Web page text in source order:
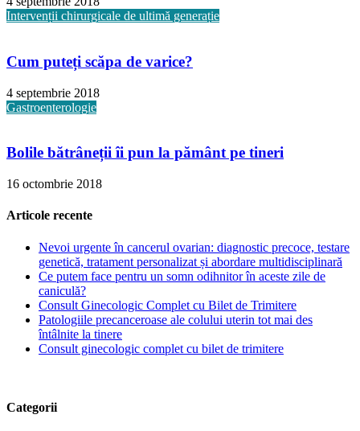
Intervenții chirurgicale de ultimă generație
Cum puteți scăpa de varice?
4 septembrie 2018
Gastroenterologie
Bolile bătrâneții îi pun la pământ pe tineri
16 octombrie 2018
Articole recente
Nevoi urgente în cancerul ovarian: diagnostic precoce, testare
genetică, tratament personalizat și abordare multidisciplinară
Ce putem face pentru un somn odihnitor în aceste zile de
caniculă?
Consult Ginecologic Complet cu Bilet de Trimitere
Patologiile precanceroase ale colului uterin tot mai des
întâlnite la tinere
Consult ginecologic complet cu bilet de trimitere
Categorii